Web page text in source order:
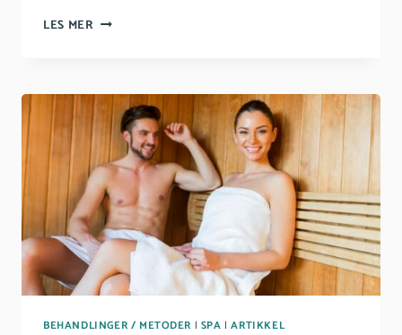
LES MER DE
BADSTUE
BEHANDLINGER / METODER | SPA |ARTIKKEL